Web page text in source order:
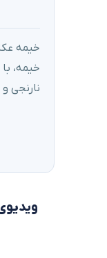
نارنجی